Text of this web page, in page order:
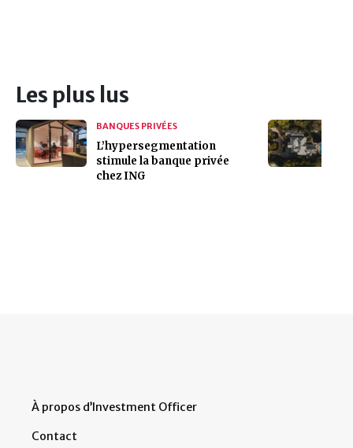
Les plus lus
BANQUES PRIVÉES
L’hypersegmentation
stimule la banque privée
chez ING
À propos d’Investment Officer
Contact